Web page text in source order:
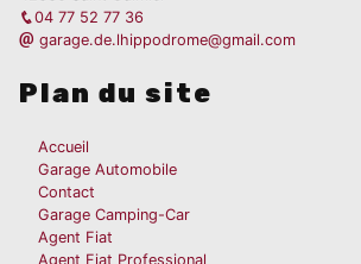
04 77 52 77 36
garage.de.lhippodrome@gmail.com
Plan du site
Accueil
Garage Automobile
Contact
Garage Camping-Car
Agent Fiat
Agent Fiat Professional